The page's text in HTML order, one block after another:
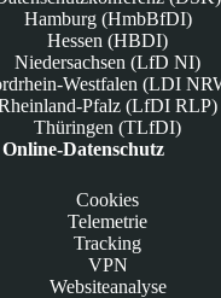
Hamburg (HmbBfDI)
Hessen (HBDI)
Niedersachsen (LfD NI)
Westfalen (LDI
Pfalz (LfDI RLP)
Thüringen (TLfDI)
Online-Datenschutz
Cookies
Telemetrie
Tracking
VPN
Websiteanalyse